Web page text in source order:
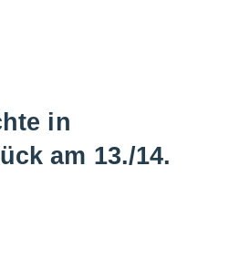
in
am 13./14.